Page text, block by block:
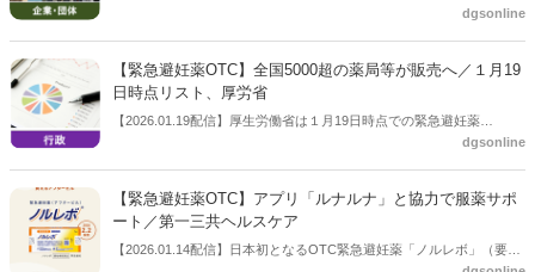
式会社とバイエル薬品のアレルギー性鼻炎治療薬「クラリチンEX」
基づき、日本国内で第一三共ヘルスケアが「クラリチンEX」の販売を
開始する。発売日および製品仕様等は、追って公表する予定。
dgsonline
【緊急避妊薬OTC】全国5000超の薬局等が販売へ／１月19
日時点リスト、厚労省
【2026.01.19配信】厚生労働省は１月19日時点での緊急避妊薬
OTC(要指導医薬品)の販売が可能な薬局等の一覧を公表した。全国で
dgsonline
【緊急避妊薬OTC】アプリ「ルナルナ」と協力で服薬サポ
ート／第一三共ヘルスケア
【2026.01.14配信】⽇本初となるOTC緊急避妊薬「ノルレボ」（要指